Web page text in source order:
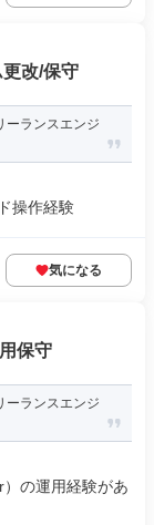
改/保守
ーランスエンジ
操作経験
気になる
保守
ーランスエンジ
の運用経験があ